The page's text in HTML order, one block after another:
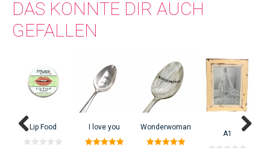
DAS KÖNNTE DIR AUCH
GEFALLEN
Lip Food I love you Wonderwoman
A1